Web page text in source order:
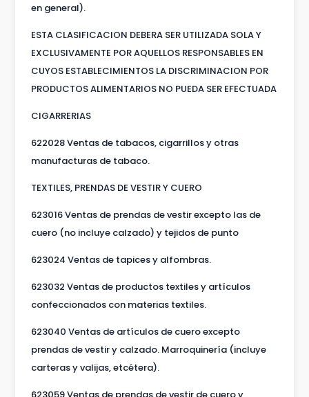
en general).
ESTA CLASIFICACION DEBERA SER UTILIZADA SOLA Y
EXCLUSIVAMENTE POR AQUELLOS RESPONSABLES EN
CUYOS ESTABLECIMIENTOS LA DISCRIMINACION POR
PRODUCTOS ALIMENTARIOS NO PUEDA SER EFECTUADA
CIGARRERIAS
622028 Ventas de tabacos, cigarrillos y otras
manufacturas de tabaco.
TEXTILES, PRENDAS DE VESTIR Y CUERO
623016 Ventas de prendas de vestir excepto las de
cuero (no incluye calzado) y tejidos de punto
623024 Ventas de tapices y alfombras.
623032 Ventas de productos textiles y artículos
confeccionados con materias textiles.
623040 Ventas de artículos de cuero excepto
prendas de vestir y calzado. Marroquinería (incluye
carteras y valijas, etcétera).